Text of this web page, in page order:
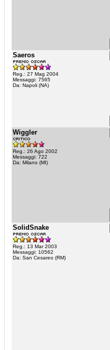
Saeros
Reg.: 27 Mag 2004
Messaggi: 7565
Da: Napoli (NA)
Wiggler
Reg.: 26 Ago 2002
Messaggi: 722
Da: Milano (MI)
SolidSnake
Reg.: 13 Mar 2003
Messaggi: 10562
Da: San Cesareo (RM)